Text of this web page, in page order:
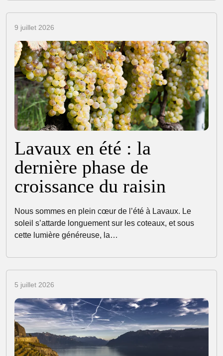
9 juillet 2026
Lavaux en été : la
dernière phase de
croissance du raisin
Nous sommes en plein cœur de l’été à Lavaux. Le
soleil s’attarde longuement sur les coteaux, et sous
cette lumière généreuse, la…
5 juillet 2026